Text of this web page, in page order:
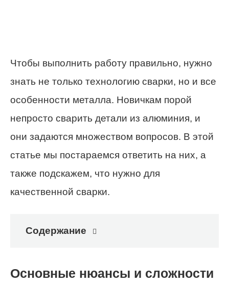
Чтобы выполнить работу правильно, нужно
знать не только технологию сварки, но и все
особенности металла. Новичкам порой
непросто сварить детали из алюминия, и
они задаются множеством вопросов. В этой
статье мы постараемся ответить на них, а
также подскажем, что нужно для
качественной сварки.
Содержание
Основные нюансы и сложности